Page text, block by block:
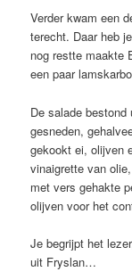
Verder kwam een
terecht. Daar heb
nog restte maakte
een paar
De salade
gesneden,
gekookt ei, olijven
vinaigrette van
met vers gehakte
olijven voor het
Je begrijpt het
uit Fryslan…